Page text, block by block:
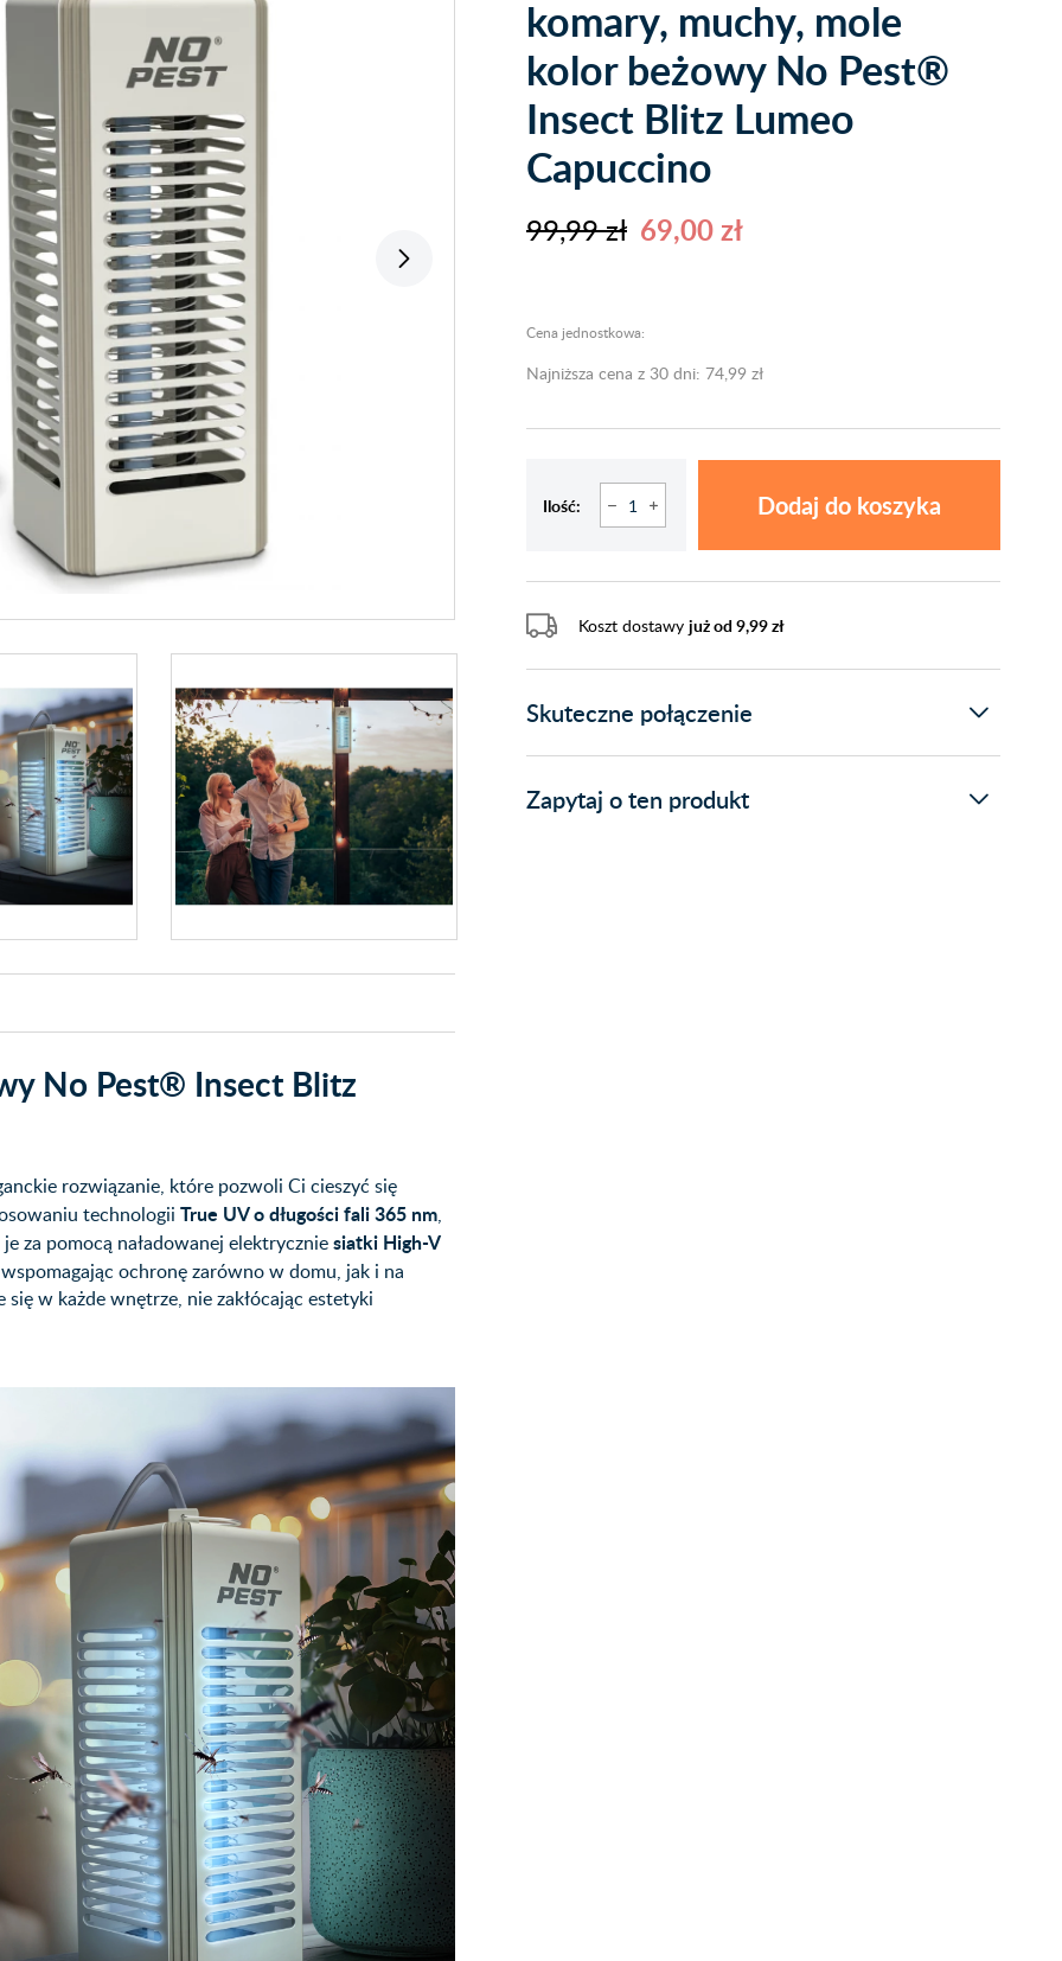
komary, muchy, mole
kolor beżowy No Pest®
Insect Blitz Lumeo
Capuccino
99,99 zł 69,00 zł
Cena jednostkowa:
Najniższa cena z 30 dni: 74,99 zł
Ilość: Dodaj do koszyka
Koszt dostawy już od 9,99 zł
Skuteczne połączenie
Zapytaj o ten produkt
No Pest® Insect Blitz
rozwiązanie, które pozwoli Ci cieszyć się
technologii True UV o długości fali 365 nm,
za pomocą naładowanej elektryczniesiatki High-V
ochronę zarówno w domu, jak i na
w każde wnętrze, nie zakłócając estetyki